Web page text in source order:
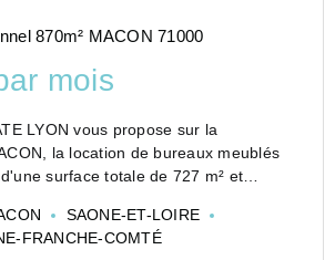
870m² MACON 71000
mois
LYON vous propose sur la
la location de bureaux meublés
surface totale de 727 m² et
immédiate de la gare SNCF et des
SAONE-ET-LOIRE
FRANCHE-COMTÉ